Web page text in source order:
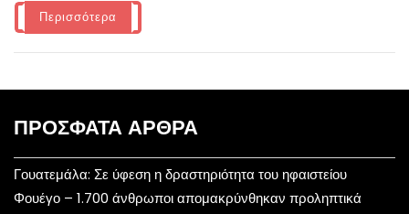
Περισσότερα
ΠΡΌΣΦΑΤΑ ΆΡΘΡΑ
Γουατεμάλα: Σε ύφεση η δραστηριότητα του ηφαιστείου
Φουέγο – 1.700 άνθρωποι απομακρύνθηκαν προληπτικά